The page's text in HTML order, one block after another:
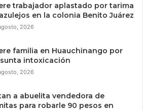
trabajador aplastado por tarima
en la colonia Benito Juárez
2026
familia en Huauchinango por
intoxicación
2026
a abuelita vendedora de
para robarle 90 pesos en